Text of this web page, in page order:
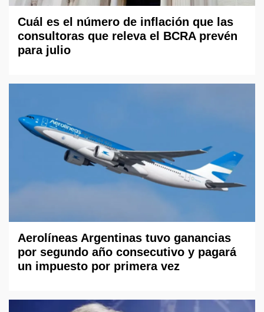
Cuál es el número de inflación que las
consultoras que releva el BCRA prevén
para julio
Aerolíneas Argentinas tuvo ganancias
por segundo año consecutivo y pagará
un impuesto por primera vez